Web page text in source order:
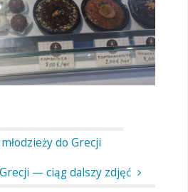
do Grecji
— ciąg dalszy zdjęć